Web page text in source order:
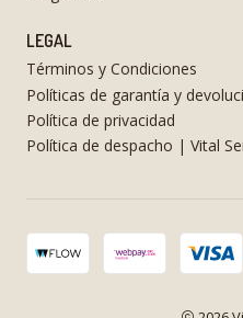
LEGAL
Términos y Condiciones
Políticas de garantía y
Política de privacidad
Política de despacho | Vital